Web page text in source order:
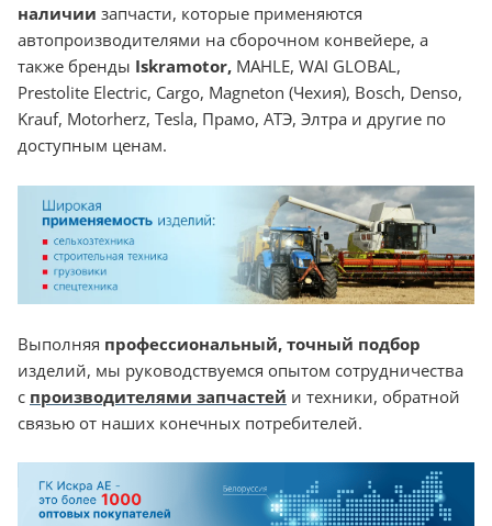
наличии запчасти, которые применяются
автопроизводителями на сборочном конвейере, а
также бренды Iskramotor, MAHLE, WAI GLOBAL,
Prestolite Electric, Cargo, Magneton (Чехия), Bosch, Denso,
Krauf, Motorherz, Tesla, Прамо, АТЭ, Элтра и другие по
доступным ценам.
Выполняя профессиональный, точный подбор
изделий, мы руководствуемся опытом сотрудничества
с производителями запчастей и техники, обратной
связью от наших конечных потребителей.